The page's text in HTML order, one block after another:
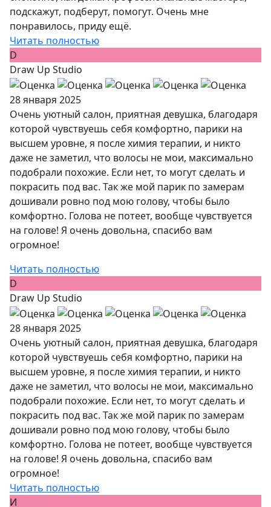
подскажут, подберут, помогут. Очень мне
понравилось, приду ещё.
Читать полностью
D
Draw Up Studio
28 января 2025
Очень уютный салон, приятная девушка, благодаря
которой чувствуешь себя комфортно, парики на
высшем уровне, я после химия терапии, и никто
даже не заметил, что волосы не мои, максимально
подобрали похожие. Если нет, то могут сделать и
покрасить под вас. Так же мой парик по замерам
дошивали ровно под мою голову, чтобы было
комфортно. Голова не потеет, вообще чувствуется
на голове! Я очень довольна, спасибо вам
огромное!
Читать полностью
D
Draw Up Studio
28 января 2025
Очень уютный салон, приятная девушка, благодаря
которой чувствуешь себя комфортно, парики на
высшем уровне, я после химия терапии, и никто
даже не заметил, что волосы не мои, максимально
подобрали похожие. Если нет, то могут сделать и
покрасить под вас. Так же мой парик по замерам
дошивали ровно под мою голову, чтобы было
комфортно. Голова не потеет, вообще чувствуется
на голове! Я очень довольна, спасибо вам
огромное!
Читать полностью
И